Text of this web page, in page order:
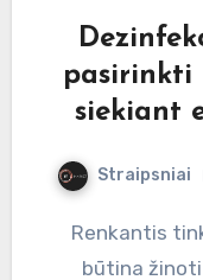
pasirinkti
siekiant
Straipsniai
Renkantis tinkamą dezinfekavimo skystį,
būtina